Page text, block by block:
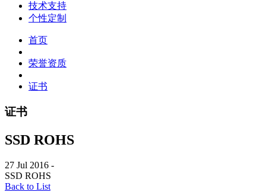
技术支持
个性定制
首页
荣誉资质
证书
证书
SSD ROHS
27 Jul 2016 -
SSD ROHS
Back to List